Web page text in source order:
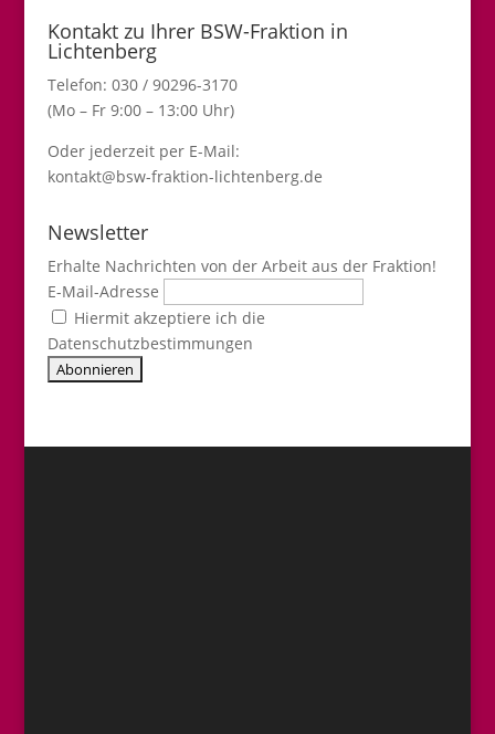
Kontakt zu Ihrer BSW-Fraktion in
Lichtenberg
Telefon: 030 / 90296-3170
(Mo – Fr 9:00 – 13:00 Uhr)
Oder jederzeit per E-Mail:
kontakt@bsw-fraktion-lichtenberg.de
Newsletter
Erhalte Nachrichten von der Arbeit aus der Fraktion!
E-Mail-Adresse
Hiermit akzeptiere ich die
Datenschutzbestimmungen